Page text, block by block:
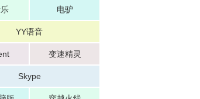
电驴
YY语音
变速精灵
Skype